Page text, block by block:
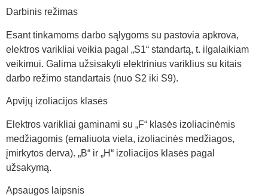
Darbinis režimas
Esant tinkamoms darbo sąlygoms su pastovia apkrova,
elektros varikliai veikia pagal „S1“ standartą, t. ilgalaikiam
veikimui. Galima užsisakyti elektrinius variklius su kitais
darbo režimo standartais (nuo S2 iki S9).
Apvijų izoliacijos klasės
Elektros varikliai gaminami su „F“ klasės izoliacinėmis
medžiagomis (emaliuota viela, izoliacinės medžiagos,
įmirkytos derva). „B“ ir „H“ izoliacijos klasės pagal
užsakymą.
Apsaugos laipsnis